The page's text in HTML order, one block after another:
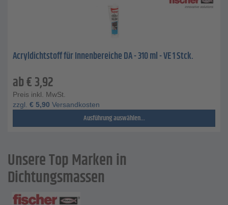
Acryldichtstoff für Innenbereiche DA - 310 ml - VE 1 Stck.
ab€3,92
Preis inkl. MwSt.
zzgl. € 5,90 Versandkosten
Ausführung auswählen...
Unsere Top Marken in
Dichtungsmassen